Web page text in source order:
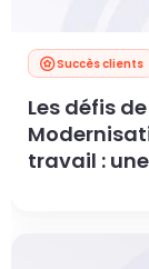
Succès clients
Les défis
travail :